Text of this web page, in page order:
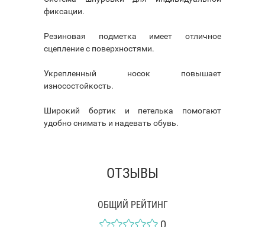
фиксации.
Резиновая подметка имеет отличное
сцепление с поверхностями.
Укрепленный носок повышает
износостойкость.
Широкий бортик и петелька помогают
удобно снимать и надевать обувь.
ОТЗЫВЫ
ОБЩИЙ РЕЙТИНГ
0